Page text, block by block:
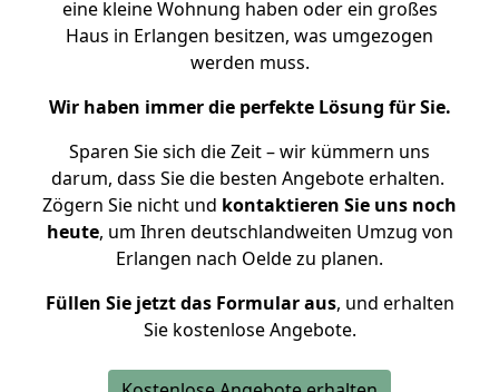
eine kleine Wohnung haben oder ein großes
Haus in Erlangen besitzen, was umgezogen
werden muss.
Wir haben immer die perfekte Lösung für Sie.
Sparen Sie sich die Zeit – wir kümmern uns
darum, dass Sie die besten Angebote erhalten.
Zögern Sie nicht und kontaktieren Sie uns noch
heute, um Ihren deutschlandweiten Umzug von
Erlangen nach Oelde zu planen.
Füllen Sie jetzt das Formular aus, und erhalten
Sie kostenlose Angebote.